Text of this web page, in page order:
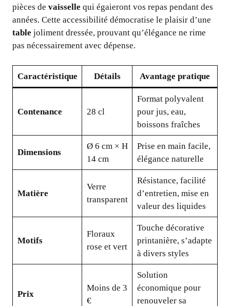
pièces de vaisselle qui égaieront vos repas pendant des
années. Cette accessibilité démocratise le plaisir d’une
table joliment dressée, prouvant qu’élégance ne rime
pas nécessairement avec dépense.
Caractéristique Détails Avantage pratique
Contenance 28 cl
Format polyvalent
pour jus, eau,
boissons fraîches
Dimensions
Ø 6 cm × H
14 cm
Prise en main facile,
élégance naturelle
Matière
Verre
transparent
Résistance, facilité
d’entretien, mise en
valeur des liquides
Motifs
Floraux
rose et vert
Touche décorative
printanière, s’adapte
à divers styles
Prix
Moins de 3
€
Solution
économique pour
renouveler sa